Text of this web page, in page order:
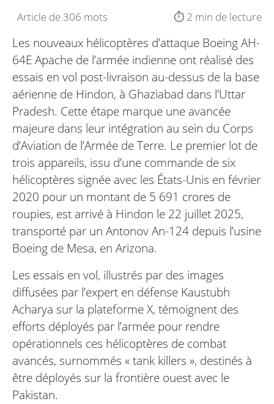
Article de 306 mots ⏱️ 2 min de lecture
Les nouveaux hélicoptères d’attaque Boeing AH-
64E Apache de l’armée indienne ont réalisé des
essais en vol post-livraison au-dessus de la base
aérienne de Hindon, à Ghaziabad dans l’Uttar
Pradesh. Cette étape marque une avancée
majeure dans leur intégration au sein du Corps
d’Aviation de l’Armée de Terre. Le premier lot de
trois appareils, issu d’une commande de six
hélicoptères signée avec les États-Unis en février
2020 pour un montant de 5 691 crores de
roupies, est arrivé à Hindon le 22 juillet 2025,
transporté par un Antonov An-124 depuis l’usine
Boeing de Mesa, en Arizona.
Les essais en vol, illustrés par des images
diffusées par l’expert en défense Kaustubh
Acharya sur la plateforme X, témoignent des
efforts déployés par l’armée pour rendre
opérationnels ces hélicoptères de combat
avancés, surnommés « tank killers », destinés à
être déployés sur la frontière ouest avec le
Pakistan.